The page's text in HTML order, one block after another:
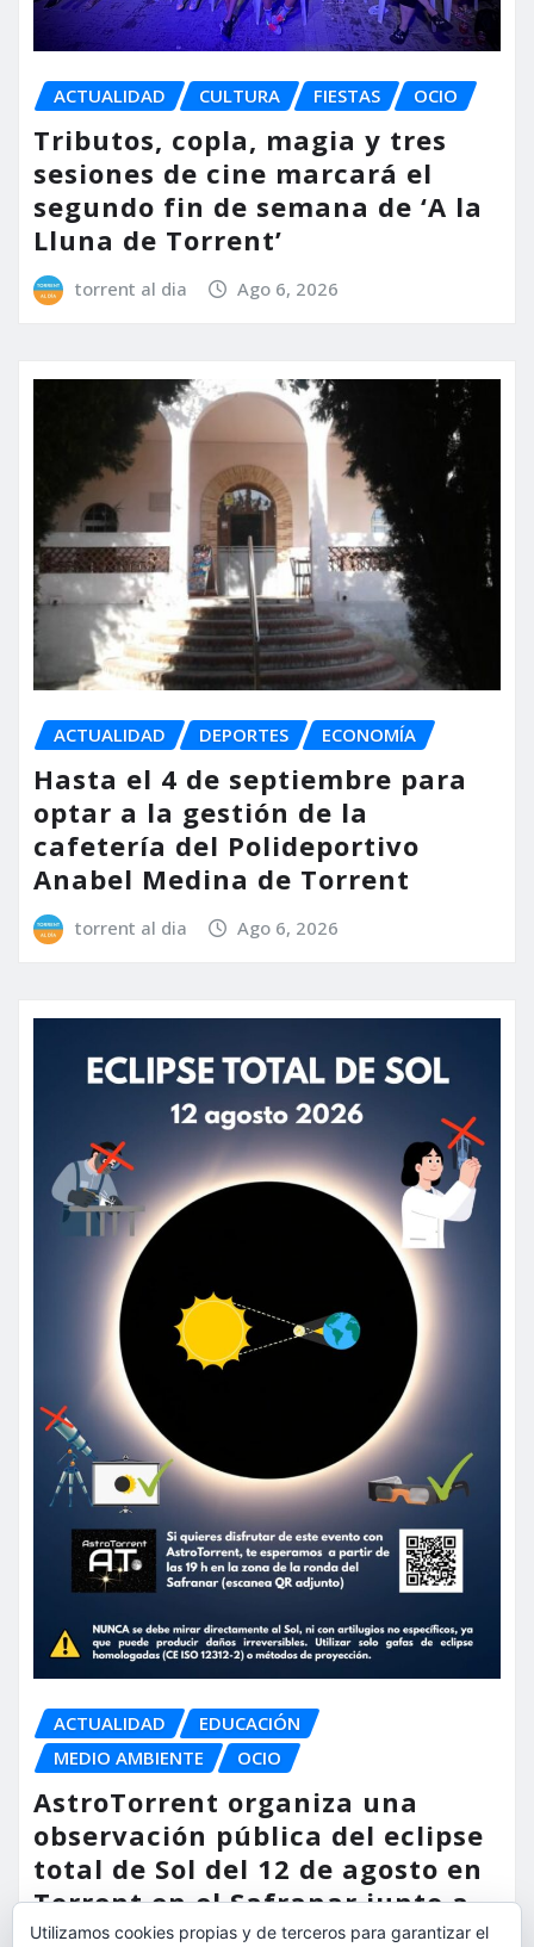
ACTUALIDAD CULTURA FIESTAS OCIO
Tributos, copla, magia y tres
sesiones de cine marcará el
segundo fin de semana de ‘A la
Lluna de Torrent’
torrent al dia Ago 6, 2026
ACTUALIDAD DEPORTES ECONOMÍA
Hasta el 4 de septiembre para
optar a la gestión de la
cafetería del Polideportivo
Anabel Medina de Torrent
torrent al dia Ago 6, 2026
ACTUALIDAD
EDUCACIÓN
MEDIO AMBIENTE
OCIO
AstroTorrent organiza una
observación pública del eclipse
total de Sol del 12 de agosto en
Torrent en el Safranar junto a
las vías del AVE
Utilizamos cookies propias y de terceros para garantizar el